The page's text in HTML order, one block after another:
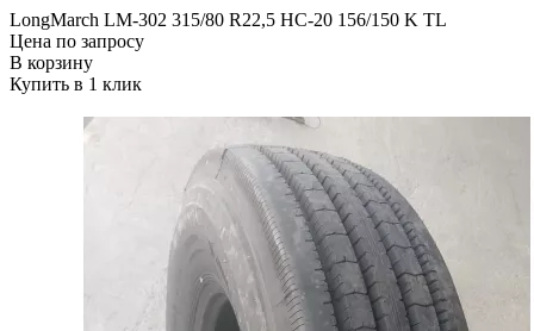
LongMarch LM-302 315/80 R22,5 НС-20 156/150 K TL
Цена по запросу
В корзину
Купить в 1 клик